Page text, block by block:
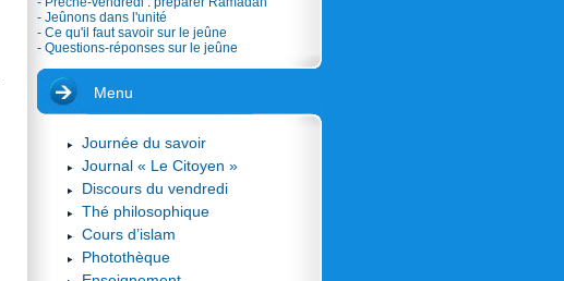
- Jeûnons dans l'unité
- Ce qu'il faut savoir sur le jeûne
- Questions-réponses sur le jeûne
Menu
Journée du savoir
Journal « Le Citoyen »
Discours du vendredi
Thé philosophique
Cours d’islam
Photothèque